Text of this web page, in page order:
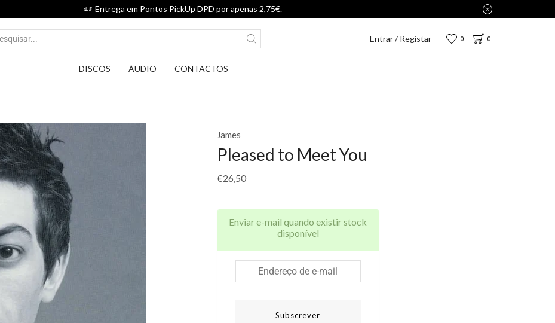
Entrega em Pontos PickUp DPD por apenas 2,75€.
Entrar / Registar 0 0
DISCOS ÁUDIO CONTACTOS
James
Pleased to Meet You
€26,50
Enviar e-mail quando existir stock
disponível
Subscrever